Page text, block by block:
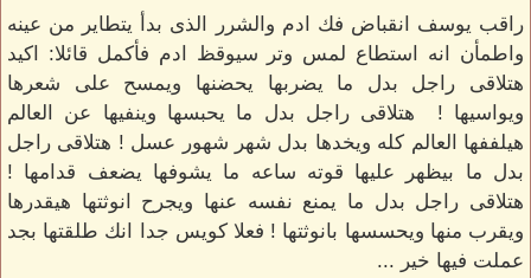
راقب يوسف انقباض فك ادم والشرر الذى بدأ يتطاير من عينه
واطمأن انه استطاع لمس وتر سيوقظ ادم فأكمل قائلا: اكيد
هتلاقى راجل بدل ما يضربها يحضنها ويمسح على شعرها
ويواسيها ! هتلاقى راجل بدل ما يحبسها وينفيها عن العالم
هيلففها العالم كله ويخدها بدل شهر شهور عسل ! هتلاقى راجل
بدل ما بيظهر عليها قوته ساعه ما يشوفها يضعف قدامها !
هتلاقى راجل بدل ما يمنع نفسه عنها ويجرح انوثتها هيقدرها
ويقرب منها ويحسسها بانوثتها ! فعلا كويس جدا انك طلقتها بجد
عملت فيها خير ...